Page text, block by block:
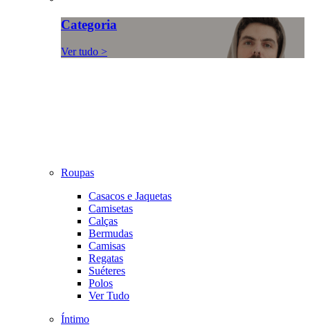
Categoria
Ver tudo >
Roupas
Casacos e Jaquetas
Camisetas
Calças
Bermudas
Camisas
Regatas
Suéteres
Polos
Ver Tudo
Íntimo